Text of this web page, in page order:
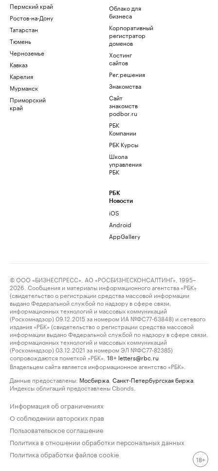
Пермский край
Ростов-на-Дону
Татарстан
Тюмень
Черноземье
Кавказ
Карелия
Мурманск
Приморский
край
Облако для
бизнеса
Корпоративный
регистратор
доменов
Хостинг
сайтов
Рег.решения
Знакомства
Сайт
знакомств
podbor.ru
РБК
Компании
РБК Курсы
Школа
управления
РБК
РБК
Новости
iOS
Android
AppGallery
© ООО «БИЗНЕСПРЕСС», АО «РОСБИЗНЕСКОНСАЛТИНГ», 1995–
2026. Сообщения и материалы информационного агентства «РБК»
(свидетельство о регистрации средства массовой информации
выдано Федеральной службой по надзору в сфере связи,
информационных технологий и массовых коммуникаций
(Роскомнадзор) 09.12.2015 за номером ИА №ФС77-63848) и сетевого
издания «РБК» (свидетельство о регистрации средства массовой
информации выдано Федеральной службой по надзору в сфере связи,
информационных технологий и массовых коммуникаций
(Роскомнадзор) 03.12.2021 за номером ЭЛ №ФС77-82385)
сопровождаются пометкой «РБК».
18+ letters@rbc.ru
Владельцем сайта является информационное агентство «РБК».
Данные предоставлены: Мосбиржа Санкт-Петербургская биржа
Индексы облигаций предоставлены Cbonds.
Информация об ограничениях
О соблюдении авторских прав
Пользовательское соглашение
Политика в отношении обработки персональных данных
Политика обработки файлов cookie
18+